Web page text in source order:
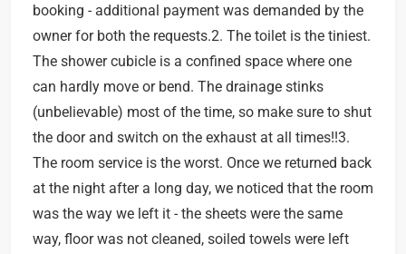
booking - additional payment was demanded by the
owner for both the requests.2. The toilet is the tiniest.
The shower cubicle is a confined space where one
can hardly move or bend. The drainage stinks
(unbelievable) most of the time, so make sure to shut
the door and switch on the exhaust at all times!!3.
The room service is the worst. Once we returned back
at the night after a long day, we noticed that the room
was the way we left it - the sheets were the same
way, floor was not cleaned, soiled towels were left